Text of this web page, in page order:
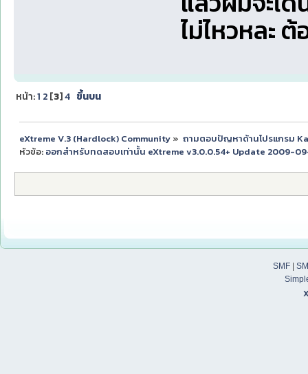
ไม่ไหวหละ
หน้า:1 2[3]4 ขึ้นบน
eXtreme V.3 (Hardlock) Community» ถามตอบปัญหาด้านโปรแกรม
หัวข้อ: ออกสำหรับทดสอบเท่านั้น eXtreme v3.0.0.54+ Update 2009-09-
SMF|